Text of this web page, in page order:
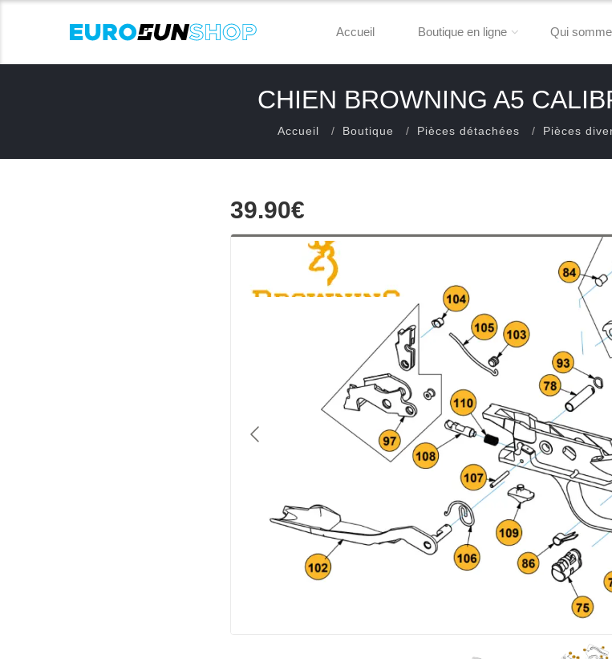
Accueil Boutique en ligne Qui
CHIEN BROWNING A5
Accueil Boutique Pièces détachées Pièces
39.90€